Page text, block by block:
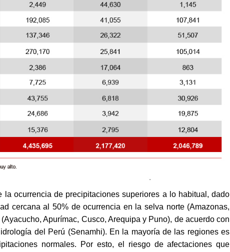
ocurrencia de precipitaciones superiores a lo habitual, dado
cercana al 50% de ocurrencia en la selva norte (Amazonas,
Apurímac, Cusco, Arequipa y Puno), de acuerdo con
del Perú (Senamhi). En la mayoría de las regiones es
normales. Por esto, el riesgo de afectaciones que